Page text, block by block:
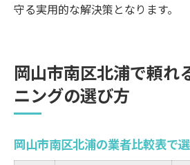
守る実用的な解決策となります。
岡山市南区北浦で頼れ
ニングの選び方
岡山市南区北浦の業者比較表で